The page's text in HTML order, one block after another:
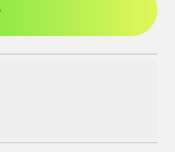
dig som medlem